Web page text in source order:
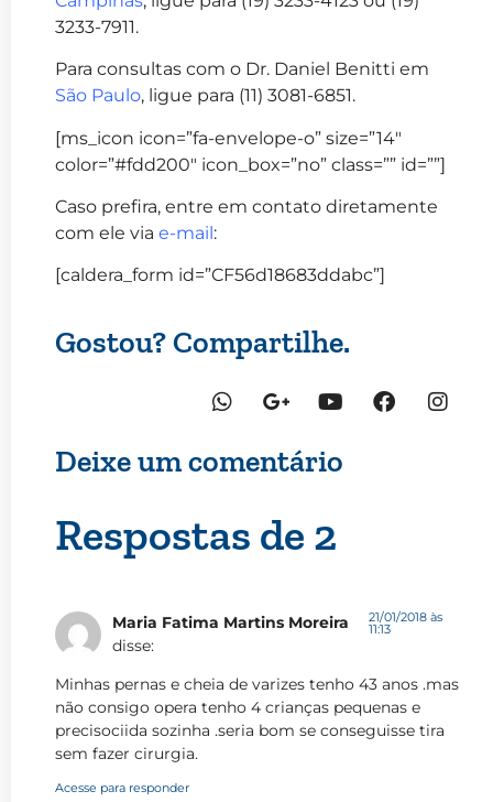
3233-7911.
Para consultas com o Dr. Daniel Benitti em
São Paulo, ligue para (11) 3081-6851.
[ms_icon icon=”fa-envelope-o” size=”14″
color=”#fdd200″ icon_box=”no” class=”” id=””]
Caso prefira, entre em contato diretamente
com ele via e-mail:
[caldera_form id=”CF56d18683ddabc”]
Gostou? Compartilhe.
Deixe um comentário
Respostas de 2
Maria Fatima Martins Moreira
disse:
21/01/2018 às
11:13
Minhas pernas e cheia de varizes tenho 43 anos .mas
não consigo opera tenho 4 crianças pequenas e
precisociida sozinha .seria bom se conseguisse tira
sem fazer cirurgia.
Acesse para responder